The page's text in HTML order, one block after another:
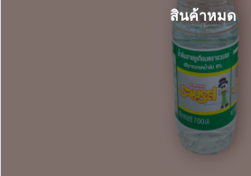
สินค้าหมด